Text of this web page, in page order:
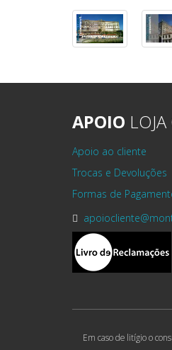
APOIO
Apoio ao cliente
Trocas e Devoluções
Formas de
Em caso de litígio o